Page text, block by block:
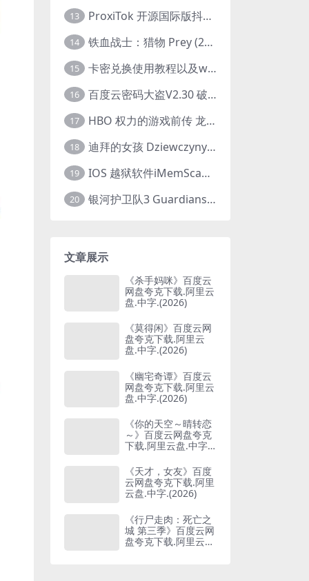
13 ProxiTok 开源国际版抖音TikTok网页版 国内网络直连
14 铁血战士：猎物 Prey (2022) 中英字幕 1080P
15 卡密兑换使用教程以及windows使用教程
16 百度云密码大盗V2.30 破解分享链接提取码
17 HBO 权力的游戏前传 龙之家族 House of the Dragon (2022) 中字 1080P 更新4集
18 迪拜的女孩 Dziewczyny z Dubaju (2021) 1080P 中字
19 IOS 越狱软件iMemScan version1.2.6 游戏内存修改器
20 银河护卫队3 Guardians of the Galaxy Vol. 3 (2023)4K高清资源1080p只分享精品
文章展示
《杀手妈咪》百度云
网盘夸克下载.阿里云
盘.中字.(2026)
《莫得闲》百度云网
盘夸克下载.阿里云
盘.中字.(2026)
《幽宅奇谭》百度云
网盘夸克下载.阿里云
盘.中字.(2026)
《你的天空～晴转恋
～》百度云网盘夸克
下载.阿里云盘.中字.
《天才，女友》百度
云网盘夸克下载.阿里
云盘.中字.(2026)
《行尸走肉：死亡之
城 第三季》百度云网
盘夸克下载.阿里云